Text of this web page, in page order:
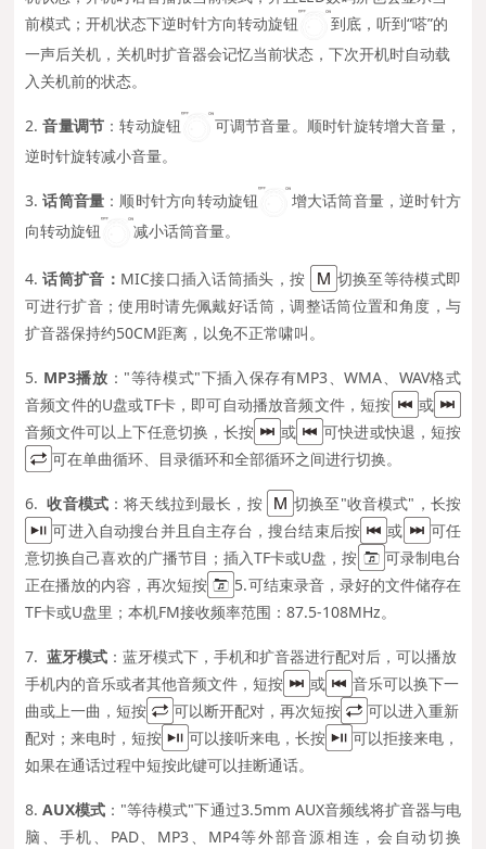
前模式；开机状态下逆时针方向转动旋钮
到底，听到“嗒”的
一声后关机，关机时扩音器会记忆当前状态，下次开机时自动载
入关机前的状态。
2.音量调节 ：转动旋钮
可调节音量。顺时针旋转增大音量，
逆时针旋转减小音量。
3.话筒音量 ：顺时针方向转动旋钮
增大话筒音量，逆时针方
向转动旋钮
减小话筒音量。
4.话筒扩音： MIC接口插入话筒插头，按
切换至等待模式即
可进行扩音；使用时请先佩戴好话筒，调整话筒位置和角度，与
扩音器保持约50CM距离，以免不正常啸叫。
5. MP3播放 ："等待模式"下插入保存有MP3、WMA、WAV格式
音频文件的U盘或TF卡，即可自动播放音频文件，短按
或
音频文件可以上下任意切换，长按
或
可快进或快退，短按
可在单曲循环、目录循环和全部循环之间进行切换。
6.收音模式 ：将天线拉到最长，按
切换至"收音模式"，长按
可进入自动搜台并且自主存台，搜台结束后按
或
可任
意切换自己喜欢的广播节目；插入TF卡或U盘，按
可录制电台
正在播放的内容，再次短按
5.可结束录音，录好的文件储存在
TF卡或U盘里；本机FM接收频率范围：87.5-108MHz。
7. 蓝牙模式 ：蓝牙模式下，手机和扩音器进行配对后，可以播放
手机内的音乐或者其他音频文件，短按
或
音乐可以换下一
曲或上一曲，短按
可以断开配对，再次短按
可以进入重新
配对；来电时，短按
可以接听来电，长按
可以拒接来电，
如果在通话过程中短按此键可以挂断通话。
8.AUX模式 ："等待模式"下通过3.5mm AUX音频线将扩音器与电
脑、手机、PAD、MP3、MP4等外部音源相连，会自动切换